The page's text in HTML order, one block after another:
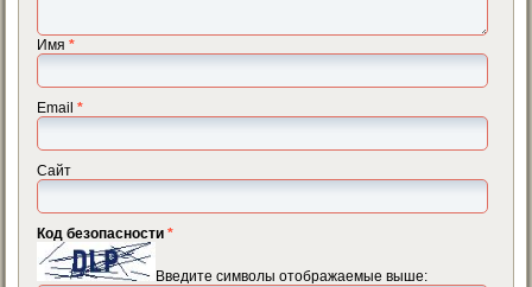
Имя*
Email*
Сайт
Код безопасности*
Введите символы отображаемые выше: